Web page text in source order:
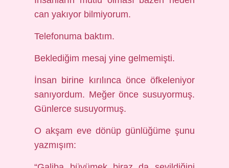
can yakıyor bilmiyorum.
Telefonuma baktım.
Beklediğim mesaj yine gelmemişti.
İnsan birine kırılınca önce öfkeleniyor
sanıyordum. Meğer önce susuyormuş.
Günlerce susuyormuş.
O akşam eve dönüp günlüğüme şunu
yazmışım: